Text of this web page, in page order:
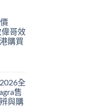
哥效
購買
全
售
與購